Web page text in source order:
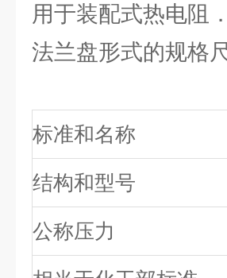
用于装配式热电阻．
法兰盘形式的规格
标准和名称
结构和型号
公称压力